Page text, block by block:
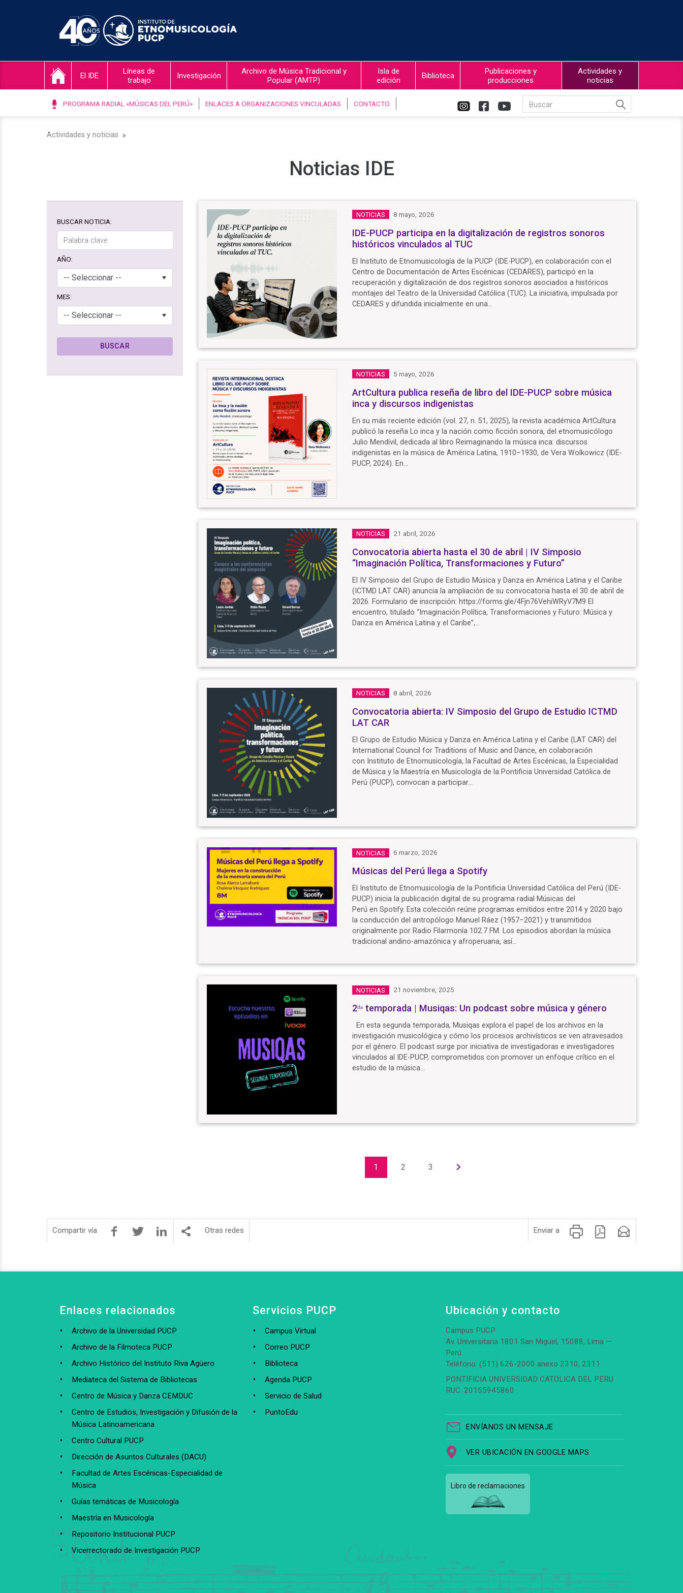
El IDE
Líneas de
trabajo
Investigación
Archivo de Música Tradicional y
Popular (AMTP)
Isla de
edición
Biblioteca
Publicaciones y
producciones
Actividades y
noticias
PROGRAMA RADIAL «MÚSICAS DEL PERÚ» ENLACES A ORGANIZACIONES VINCULADAS CONTACTO
Actividades y noticias
Noticias IDE
BUSCAR NOTICIA:
AÑO:
MES:
NOTICIAS 8 mayo, 2026
IDE-PUCP participa en la digitalización de registros sonoros
históricos vinculados al TUC
El Instituto de Etnomusicología de la PUCP (IDE-PUCP), en colaboración con el
Centro de Documentación de Artes Escénicas (CEDARES), participó en la
recuperación y digitalización de dos registros sonoros asociados a históricos
montajes del Teatro de la Universidad Católica (TUC). La iniciativa, impulsada por
CEDARES y difundida inicialmente en una…
NOTICIAS 5 mayo, 2026
ArtCultura publica reseña de libro del IDE-PUCP sobre música
inca y discursos indigenistas
En su más reciente edición (vol. 27, n. 51, 2025), la revista académica ArtCultura
publicó la reseña Lo inca y la nación como ficción sonora, del etnomusicólogo
Julio Mendívil, dedicada al libro Reimaginando la música inca: discursos
indigenistas en la música de América Latina, 1910–1930, de Vera Wolkowicz (IDE-
PUCP, 2024). En…
NOTICIAS 21 abril, 2026
Convocatoria abierta hasta el 30 de abril | IV Simposio
“Imaginación Política, Transformaciones y Futuro”
El IV Simposio del Grupo de Estudio Música y Danza en América Latina y el Caribe
(ICTMD LAT CAR) anuncia la ampliación de su convocatoria hasta el 30 de abril de
2026. Formulario de inscripción: https://forms.gle/4Fjn76VehiWRyV7M9 El
encuentro, titulado “Imaginación Política, Transformaciones y Futuro: Música y
Danza en América Latina y el Caribe”,…
NOTICIAS 8 abril, 2026
Convocatoria abierta: IV Simposio del Grupo de Estudio ICTMD
LAT CAR
El Grupo de Estudio Música y Danza en América Latina y el Caribe (LAT CAR) del
International Council for Traditions of Music and Dance, en colaboración
con Instituto de Etnomusicología, la Facultad de Artes Escénicas, la Especialidad
de Música y la Maestría en Musicología de la Pontificia Universidad Católica de
Perú (PUCP), convocan a participar…
NOTICIAS 6 marzo, 2026
Músicas del Perú llega a Spotify
El Instituto de Etnomusicología de la Pontificia Universidad Católica del Perú (IDE-
PUCP) inicia la publicación digital de su programa radial Músicas del
Perú en Spotify. Esta colección reúne programas emitidos entre 2014 y 2020 bajo
la conducción del antropólogo Manuel Ráez (1957–2021) y transmitidos
originalmente por Radio Filarmonía 102.7 FM. Los episodios abordan la música
tradicional andino-amazónica y afroperuana, así…
NOTICIAS 21 noviembre, 2025
2ᵈᵃ temporada | Musiqas: Un podcast sobre música y género
En esta segunda temporada, Musiqas explora el papel de los archivos en la
investigación musicológica y cómo los procesos archivísticos se ven atravesados
por el género. El podcast surge por iniciativa de investigadoras e investigadores
vinculados al IDE-PUCP, comprometidos con promover un enfoque crítico en el
estudio de la música…
1 2 3
Compartir vía Otras redes Enviar a
Enlaces relacionados
Archivo de la Universidad PUCP
Archivo de la Filmoteca PUCP
Archivo Histórico del Instituto Riva Agüero
Mediateca del Sistema de Bibliotecas
Centro de Música y Danza CEMDUC
Centro de Estudios, Investigación y Difusión de la
Música Latinoamericana
Centro Cultural PUCP
Dirección de Asuntos Culturales (DACU)
Facultad de Artes Escénicas-Especialidad de
Música
Guías temáticas de Musicología
Maestría en Musicología
Repositorio Institucional PUCP
Vicerrectorado de Investigación PUCP
Servicios PUCP
Campus Virtual
Correo PUCP
Biblioteca
Agenda PUCP
Servicio de Salud
PuntoEdu
Ubicación y contacto
Campus PUCP
Av. Universitaria 1801 San Miguel, 15088, Lima —
Perú
Teléfono: (511) 626-2000 anexo 2310, 2311
PONTIFICIA UNIVERSIDAD CATOLICA DEL PERU
RUC: 20155945860
ENVÍANOS UN MENSAJE
VER UBICACIÓN EN GOOGLE MAPS
Libro de reclamaciones